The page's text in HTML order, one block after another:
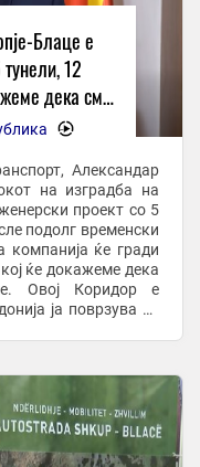
Блаце е
12
дека сме
-
Александар
на изградба на
проект со 5
подолг временски
ќе гради
ќе докажеме дека
Овој Коридор е
ја поврзува со